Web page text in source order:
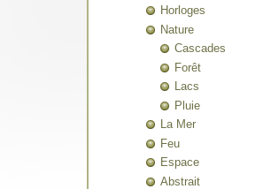
Horloges
Nature
Cascades
Forêt
Lacs
Pluie
La Mer
Feu
Espace
Abstrait